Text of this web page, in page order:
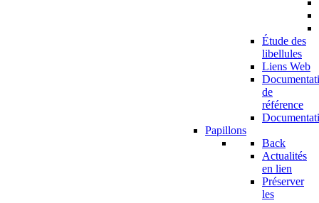
Étude des
libellules
Liens Web
de
référence
Papillons
Back
Actualités
en lien
Préserver
les